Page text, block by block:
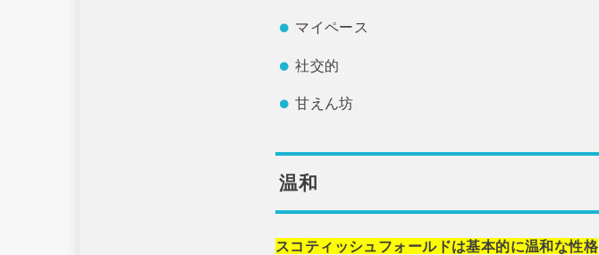
マイペース
社交的
甘えん坊
温和
スコティッシュフォールドは基本的に温和な性格